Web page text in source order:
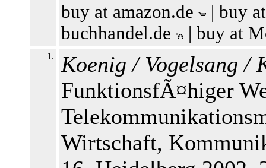
buy at amazon.de | buy
buchhandel.de
| buy at
1.
Koenig / Vogelsang /
FunktionsfÃ¤higer
Wirtschaft,